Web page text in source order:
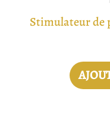
Stimulateur de